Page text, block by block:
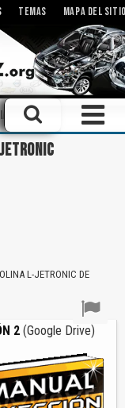
TEMAS MAPA DEL
Embrague
L-JETRONIC DE
2 (Google Drive)